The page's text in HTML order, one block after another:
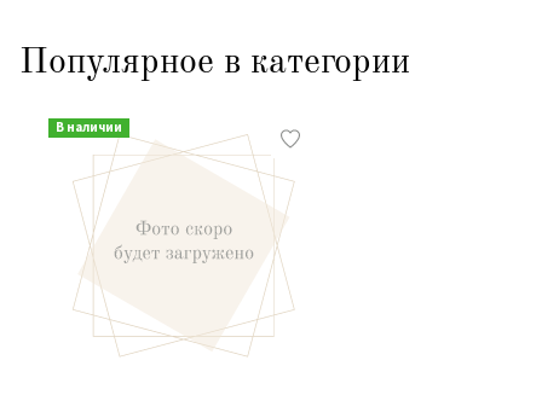
Популярное в категории
В наличии